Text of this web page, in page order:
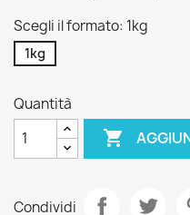
Scegli il formato: 1kg
1kg
Quantità

Condividi